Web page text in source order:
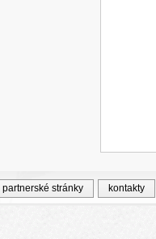
partnerské stránky kontakty